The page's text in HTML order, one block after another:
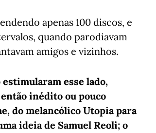
apenas 100 discos, e
quando parodiavam
amigos e vizinhos.
esse lado,
inédito ou pouco
do melancólico Utopia para
ideia de Samuel Reoli; o